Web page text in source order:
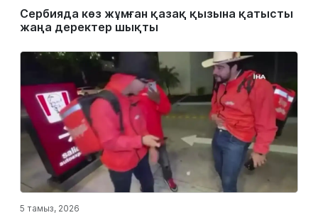
Сербияда көз жұмған қазақ қызына қатысты
жаңа деректер шықты
5 тамыз, 2026